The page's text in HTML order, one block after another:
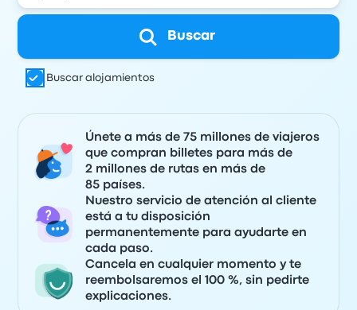
Buscar
Buscar alojamientos
Únete a más de 75 millones de viajeros
que compran billetes para más de
2 millones de rutas en más de
85 países.
Nuestro servicio de atención al cliente
está a tu disposición
permanentemente para ayudarte en
cada paso.
Cancela en cualquier momento y te
reembolsaremos el 100 %, sin pedirte
explicaciones.